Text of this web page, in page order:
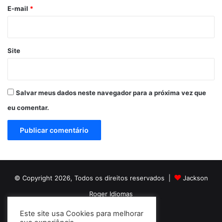
*
E-mail *
Site
Salvar meus dados neste navegador para a próxima vez que
eu comentar.
© Copyright 2026, Todos os direitos reservados |
Jackson
Roger Idiomas
Facebook
YouTubeInstagram
Este site usa Cookies para melhorar